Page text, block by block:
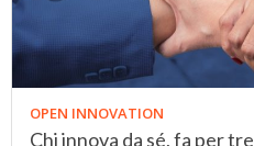
OPEN INNOVATION
Chi innova da sé, fa per